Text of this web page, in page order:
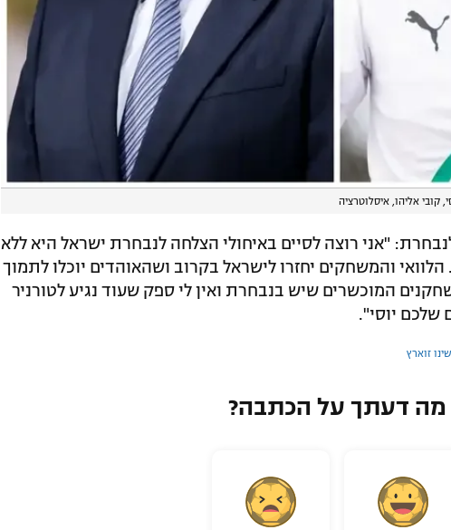
קובי אליהו, איסלוטרציה
"אני רוצה לסיים באיחולי הצלחה לנבחרת ישראל היא ללא
והמשחקים יחזרו לישראל בקרוב ושהאוהדים יוכלו לתמוך
המוכשרים שיש בנבחרת ואין לי ספק שעוד נגיע לטורניר
שלכם יוסי".
שינו זוארץ
מה דעתך על הכתבה?